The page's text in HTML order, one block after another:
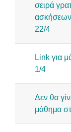
σειρά
ασκήσεων
22/4
Link για
1/4
Δεν θα
μάθημα